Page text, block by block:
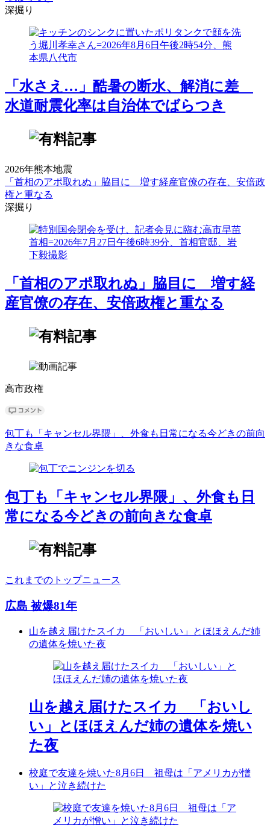
深掘り
「水さえ…」酷暑の断水、解消に差
水道耐震化率は自治体でばらつき
2026年熊本地震
「首相のアポ取れぬ」脇目に 増す経産官僚の存在、安倍政
権と重なる
深掘り
「首相のアポ取れぬ」脇目に 増す経
産官僚の存在、安倍政権と重なる
高市政権
包丁も「キャンセル界隈」、外食も日常になる今どきの前向
きな食卓
包丁も「キャンセル界隈」、外食も日
常になる今どきの前向きな食卓
これまでのトップニュース
広島 被爆81年
山を越え届けたスイカ 「おいしい」とほほえんだ姉
の遺体を焼いた夜
山を越え届けたスイカ 「おいし
い」とほほえんだ姉の遺体を焼い
た夜
校庭で友達を焼いた8月6日 祖母は「アメリカが憎
い」と泣き続けた